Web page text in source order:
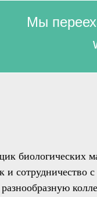
Мы
биологических
и